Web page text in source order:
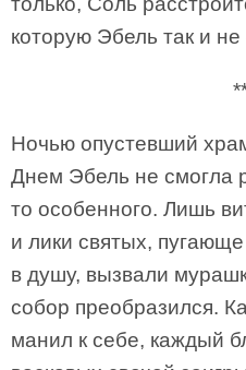
которую Эбель так и
Ночью опустевший
Днем Эбель не смогла
то особенного. Лишь
и лики святых,
в душу, вызвали
собор преобразился.
манил к себе, каждый